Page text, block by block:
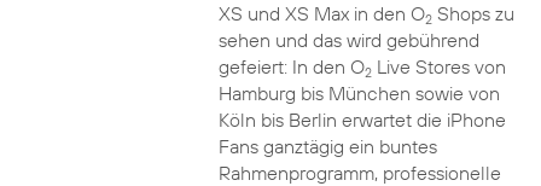
XS und XS Max in den O2Shops zu
sehen und das wird gebührend
gefeiert: In den O2Live Stores von
Hamburg bis München sowie von
Köln bis Berlin erwartet die iPhone
Fans ganztägig ein buntes
Rahmenprogramm, professionelle